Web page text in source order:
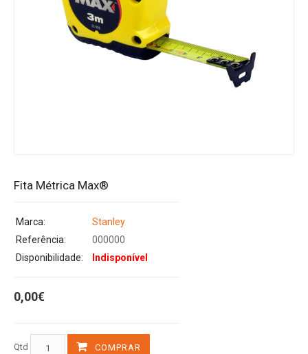
Fita Métrica Max®
Marca:
Stanley
Referência:
000000
Disponibilidade:
Indisponível
0,00€
Qtd COMPRAR